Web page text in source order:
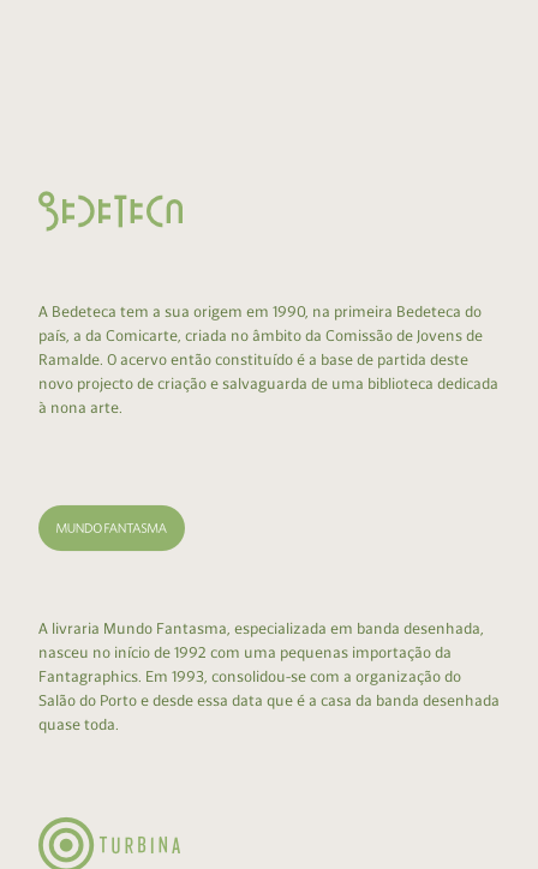
A Bedeteca tem a sua origem em 1990, na primeira Bedeteca do
país, a da Comicarte, criada no âmbito da Comissão de Jovens de
Ramalde. O acervo então constituído é a base de partida deste
novo projecto de criação e salvaguarda de uma biblioteca dedicada
à nona arte.
A livraria Mundo Fantasma, especializada em banda desenhada,
nasceu no início de 1992 com uma pequenas importação da
Fantagraphics. Em 1993, consolidou-se com a organização do
Salão do Porto e desde essa data que é a casa da banda desenhada
quase toda.